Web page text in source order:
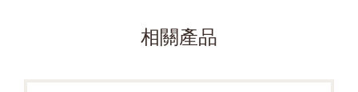
相關產品